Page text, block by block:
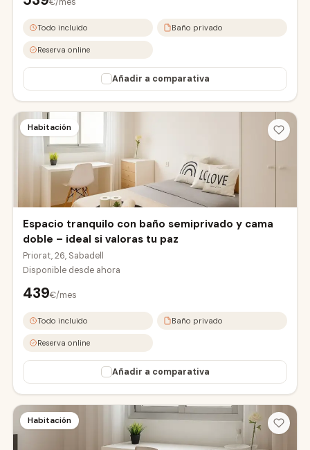
Todo incluido Baño privado
Reserva online
Añadir a comparativa
Habitación
Espacio tranquilo con baño semiprivado y cama
doble – ideal si valoras tu paz
Priorat, 26, Sabadell
Disponible desde ahora
439€/mes
Todo incluido Baño privado
Reserva online
Añadir a comparativa
Habitación